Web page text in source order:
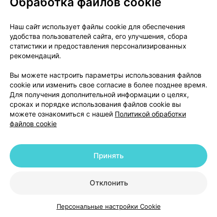
КаталогКорзинаИзбранноеПрофиль
О проекте
Новости проекта
Размещение рекламы
Медицинский маркетинг
Публичный договор
Доставка
Способы оплаты
Вакансии
Партнеры
Написать руководителю 103.by
Написать в поддержку
Персональные настройки Cookie
© 2026 ООО «Артокс Лаб», УНП 191700409 | 220012, Республика Беларусь,
+375 291212755
Наш сайт использует файлы cookie для обеспечения
удобства пользователей сайта, его улучшения, сбора
статистики и предоставления персонализированных
рекомендаций.
Вы можете настроить параметры использования файлов
cookie или изменить свое согласие в более позднее время.
Для получения дополнительной информации о целях,
сроках и порядке использования файлов cookie вы
можете ознакомиться с нашей Политикой обработки
файлов cookie
Отклонить
Принять
Персональные настройки Cookie